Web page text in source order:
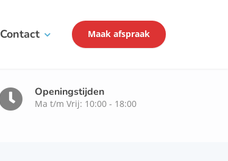
Contact Maak afspraak
Openingstijden
Ma t/m Vrij: 10:00 - 18:00